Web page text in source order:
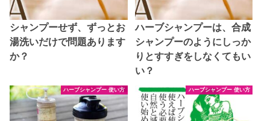
シャンプーせず、ずっとお
湯洗いだけで問題あります
か？
ハーブシャンプーは、合成
シャンプーのようにしっか
りとすすぎをしなくてもい
い？
ハーブシャンプー 使い方 ハーブシャンプー 使い方